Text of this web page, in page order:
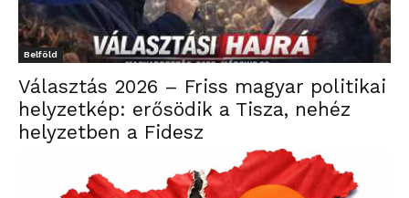
Belföld
Választás 2026 – Friss magyar politikai
helyzetkép: erősödik a Tisza, nehéz
helyzetben a Fidesz